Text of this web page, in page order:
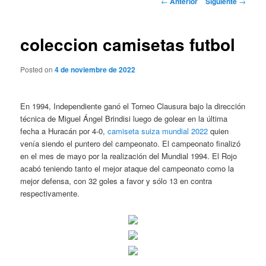
coleccion camisetas futbol
Posted on4 de noviembre de 2022
En 1994, Independiente ganó el Torneo Clausura bajo la dirección
técnica de Miguel Ángel Brindisi luego de golear en la última
fecha a Huracán por 4-0,camiseta suiza mundial 2022 quien
venía siendo el puntero del campeonato. El campeonato finalizó
en el mes de mayo por la realización del Mundial 1994. El Rojo
acabó teniendo tanto el mejor ataque del campeonato como la
mejor defensa, con 32 goles a favor y sólo 13 en contra
respectivamente.